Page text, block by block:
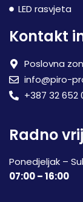
LED rasvjeta
Kontakt
Poslovna
info@piro-
+387 32 652
Radno
Ponedjeljak –
07:00 – 16:00